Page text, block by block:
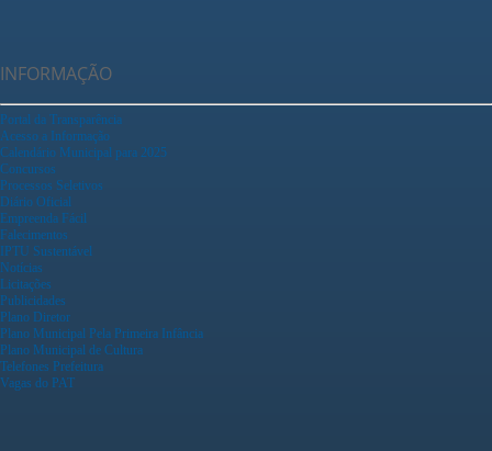
INFORMAÇÃO
Portal da Transparência
Acesso a Informação
Calendário Municipal para 2025
Concursos
Processos Seletivos
Diário Oficial
Empreenda Fácil
Falecimentos
IPTU Sustentável
Notícias
Licitações
Publicidades
Plano Diretor
Plano Municipal Pela Primeira Infância
Plano Municipal de Cultura
Telefones Prefeitura
Vagas do PAT